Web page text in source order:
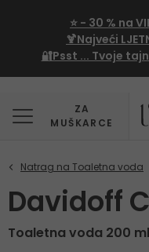
⭐ - 30 % na
🍹Najveći
🔐Psst ... Tvoje
ZA
MUŠKARCE
Davidoff
Toaletna voda 200 ml